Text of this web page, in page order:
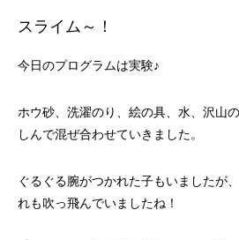
スライム～！
今日のプログラムは実験♪
ホウ砂、洗濯のり、絵の具、水、沢山
しんで混ぜ合わせていきました。
ぐるぐる腕がつかれた子もいましたが
れも吹っ飛んでいましたね！